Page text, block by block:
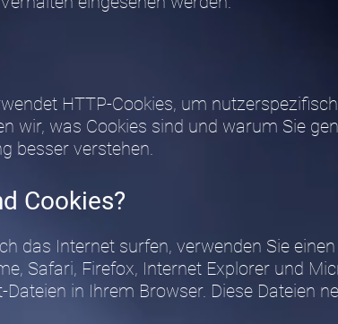
HTTP-Cookies, um
wir, was Cookies sind und warum Sie
besser verstehen.
Cookies?
das Internet surfen, verwenden Sie
Safari, Firefox, Internet Explorer und
Dateien in Ihrem Browser. Diese Dateien